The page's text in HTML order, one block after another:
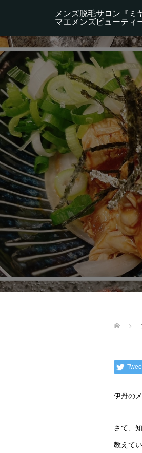
メンズ脱毛サロン『ミ
マエメンズビューティ
伊丹の
さて、
教えて